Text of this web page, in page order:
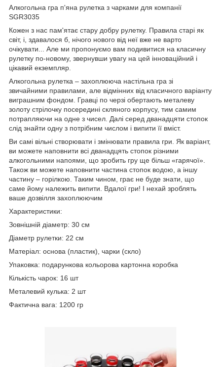
Алкогольна гра п'яна рулетка з чарками для компанії
SGR3035
Кожен з нас пам'ятає стару добру рулетку. Правила старі як
світ, і, здавалося б, нічого нового від неї вже не варто
очікувати... Але ми пропонуємо вам подивитися на класичну
рулетку по-новому, звернувши увагу на цей інноваційний і
цікавий екземпляр.
Алкогольна рулетка – захоплююча настільна гра зі
звичайними правилами, але відмінних від класичного варіанту
виграшним фондом. Гравці по черзі обертають металеву
золоту стрілочку посередині скляного корпусу, тим самим
потрапляючи на одне з чисел. Далі серед дванадцяти стопок
слід знайти одну з потрібним числом і випити її вміст.
Ви самі вільні створювати і змінювати правила гри. Як варіант,
ви можете наповнити всі дванадцять стопок різними
алкогольними напоями, що зробить гру ще більш «гарячої».
Також ви можете наповнити частина стопок водою, а іншу
частину – горілкою. Таким чином, грає не буде знати, що
саме йому належить випити. Вдалої гри! І нехай зроблять
ваше дозвілля захоплюючим
Характеристики:
Зовнішній діаметр: 30 см
Діаметр рулетки: 22 см
Матеріал: основа (пластик), чарки (скло)
Упаковка: подарункова кольорова картонна коробка
Кількість чарок: 16 шт
Металевий кулька: 2 шт
Фактична вага: 1200 гр